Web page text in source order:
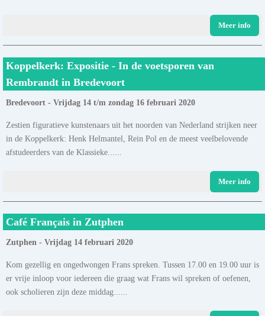
Meer info
Koppelkerk: Expositie - In de voetsporen van
Rembrandt in Bredevoort
Bredevoort - Vrijdag 14 t/m zondag 16 februari 2020
Zestien figuratieve kunstenaars uit het noorden van Nederland strijken neer
in de Koppelkerk: Henk Helmantel, Rein Pol en de meest veelbelovende
afstudeerders van de Klassieke......
Meer info
Café Français in Zutphen
Zutphen - Vrijdag 14 februari 2020
Kom gezellig en ongedwongen Frans spreken. Tussen 17.00 en 19.00 uur is
er vrije inloop voor iedereen die graag wat Frans wil spreken of oefenen,
ook scholieren zijn deze middag......